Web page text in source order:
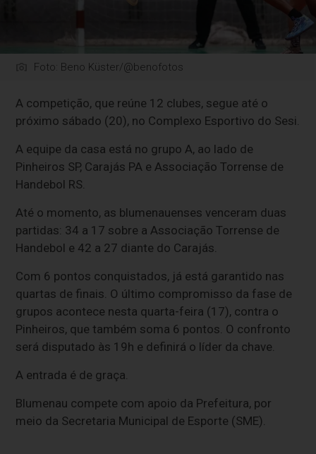
Foto: Beno Küster/@benofotos
A competição, que reúne 12 clubes, segue até o
próximo sábado (20), no Complexo Esportivo do Sesi.
A equipe da casa está no grupo A, ao lado de
Pinheiros SP, Carajás PA e Associação Torrense de
Handebol RS.
Até o momento, as blumenauenses venceram duas
partidas: 34 a 17 sobre a Associação Torrense de
Handebol e 42 a 27 diante do Carajás.
Com 6 pontos conquistados, já está garantido nas
quartas de finais. O último compromisso da fase de
grupos acontece nesta quarta-feira (17), contra o
Pinheiros, que também soma 6 pontos. O confronto
será disputado às 19h e definirá o líder da chave.
A entrada é de graça.
Blumenau compete com apoio da Prefeitura, por
meio da Secretaria Municipal de Esporte (SME).